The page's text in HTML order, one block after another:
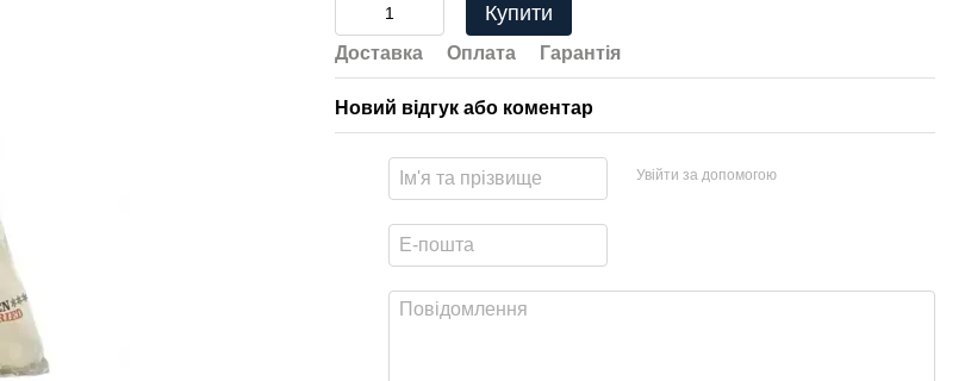
Купити
Доставка Оплата Гарантія
Новий відгук або коментар
Увійти за допомогою